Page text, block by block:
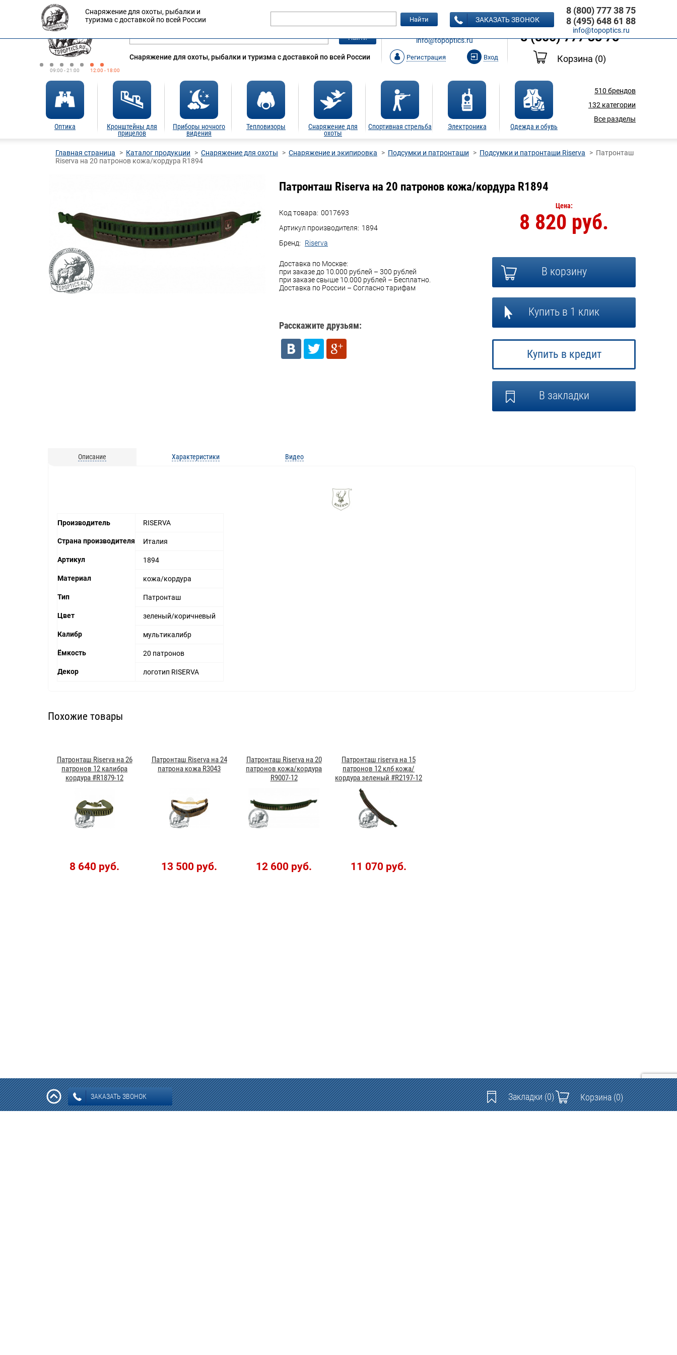
09:00 - 21:00 12:00 - 18:00
Оплата Доставка
Найти
Снаряжение для охоты, рыбалки и туризма с доставкой по всей России
ЗАКАЗАТЬ ЗВОНОК
info@topoptics.ru
Регистрация Вход
8 (495) 648 61 88
8 (800) 777 38 75
Корзина (0)
Оптика
Кронштейны для
прицелов
Приборы ночного
видения
Тепловизоры
Снаряжение для
охоты
Спортивная стрельба Электроника Одежда и обувь
510 брендов
132 категории
Все разделы
Снаряжение для охоты, рыбалки и
туризма с доставкой по всей России
Найти ЗАКАЗАТЬ ЗВОНОК
8 (800) 777 38 75
8 (495) 648 61 88
info@topoptics.ru
Главная страница Каталог продукции Снаряжение для охоты Снаряжение и экипировка Подсумки и патронташи Подсумки и патронташи Riserva
Патронташ
Riserva на 20 патронов кожа/кордура R1894
Патронташ Riserva на 20 патронов кожа/кордура R1894
Код товара: 0017693
Артикул производителя: 1894
Бренд:
Riserva
Доставка по Москве:
при заказе до 10.000 рублей – 300 рублей
при заказе свыше 10.000 рублей – Бесплатно.
Доставка по России – Согласно тарифам
Расскажите друзьям:
Цена:
8 820 руб.
В корзину
Купить в 1 клик
Купить в кредит
В закладки
Описание Характеристики Видео
Производитель RISERVA
Страна производителя Италия
Артикул 1894
Материал кожа/кордура
Тип Патронташ
Цвет зеленый/коричневый
Калибр мультикалибр
Ёмкость 20 патронов
Декор логотип RISERVA
Похожие товары
Патронташ Riserva на 26
патронов 12 калибра
кордура #R1879-12
8 640 руб.
Патронташ Riserva на 24
патрона кожа R3043
13 500 руб.
Патронташ Riserva на 20
патронов кожа/кордура
R9007-12
12 600 руб.
Патронташ riserva на 15
патронов 12 клб кожа/
кордура зеленый #R2197-12
11 070 руб.
ЗАКАЗАТЬ ЗВОНОК Закладки(0) Корзина(0)